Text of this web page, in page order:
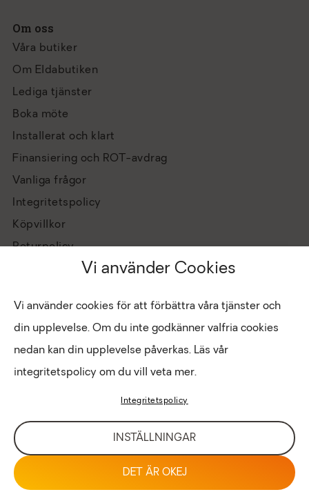
Vi använder Cookies
Vi använder cookies för att förbättra våra tjänster och
din upplevelse. Om du inte godkänner valfria cookies
nedan kan din upplevelse påverkas. Läs vår
integritetspolicy om du vill veta mer.
Integritetspolicy
INSTÄLLNINGAR
DET ÄR OKEJ
Om oss
Våra butiker
Om Eldabutiken
Lediga tjänster
Boka möte
Installerat och klart
Finansiering och ROT-avdrag
Vanliga frågor
Integritetspolicy
Köpvillkor
Returpolicy
Copyright © 2026 Eldabutiken
LOGIN FÖR BUTIK